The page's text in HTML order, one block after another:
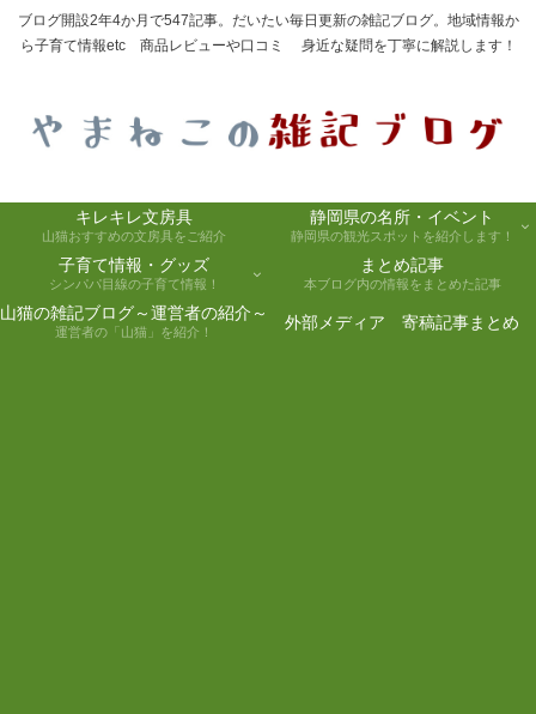
ブログ開設2年4か月で547記事。だいたい毎日更新の雑記ブログ。地域情報か
ら子育て情報etc 商品レビューや口コミ 身近な疑問を丁寧に解説します！
キレキレ文房具
山猫おすすめの文房具をご紹介
静岡県の名所・イベント
静岡県の観光スポットを紹介します！
子育て情報・グッズ
シンパパ目線の子育て情報！
まとめ記事
本ブログ内の情報をまとめた記事
山猫の雑記ブログ～運営者の紹介～
運営者の「山猫」を紹介！ 外部メディア 寄稿記事まとめ